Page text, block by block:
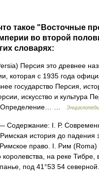
такое "Восточные
во второй
словарях:
Персия это древнее
которая с 1935 года
государство Персия,
искусство и культура
Определение… …
Содержание: I. Р.
история до падения
право. I. Рим (Roma)
королевства, на реке Тибре,
под 41°53 54